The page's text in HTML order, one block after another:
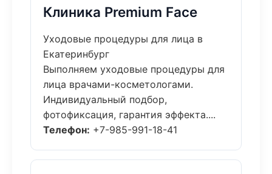
Клиника Premium Face
Уходовые процедуры для лица в
Екатеринбург
Выполняем уходовые процедуры для
лица врачами-косметологами.
Индивидуальный подбор,
фотофиксация, гарантия эффекта....
Телефон: +7-985-991-18-41